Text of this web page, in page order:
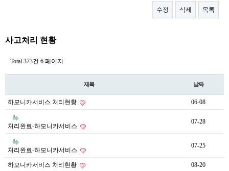
수정 삭제 목록
사고처리 현황
Total 373건 6 페이지
제목 날짜
하모니카서비스 처리현황 06-08
처리완료-하모니카서비스
07-28
처리완료-하모니카서비스
07-25
하모니카서비스 처리현황 08-20